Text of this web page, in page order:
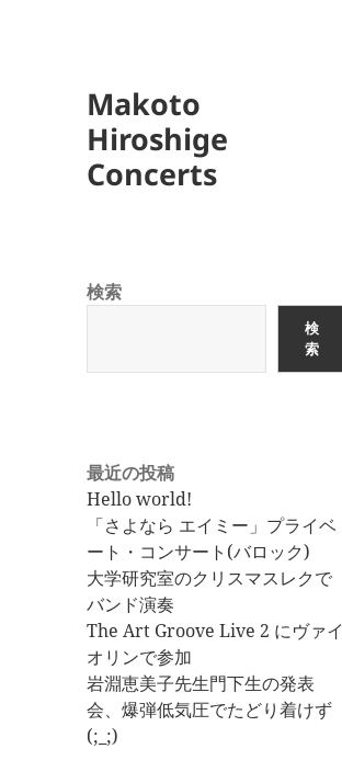
Makoto
Hiroshige
Concerts
検索
検
索
最近の投稿
Hello world!
「さよなら エイミー」プライベ
ート・コンサート(バロック)
大学研究室のクリスマスレクで
バンド演奏
The Art Groove Live 2 にヴァイ
オリンで参加
岩淵恵美子先生門下生の発表
会、爆弾低気圧でたどり着けず
(;_;)